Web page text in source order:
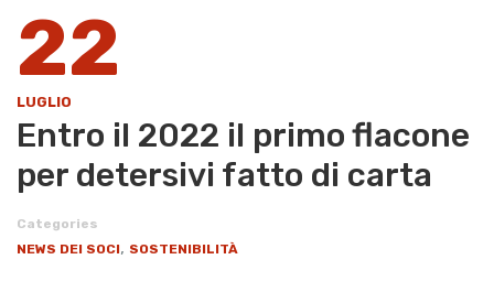
22
LUGLIO
Entro il 2022 il primo flacone
per detersivi fatto di carta
Categories
NEWS DEI SOCI, SOSTENIBILITÀ